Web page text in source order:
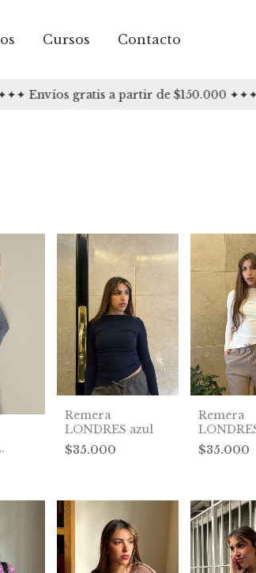
Cursos Contacto
gratis a partir de $150.000 ✦✦✦
Remera
LONDRES azul
$35.000
Remera
$35.000